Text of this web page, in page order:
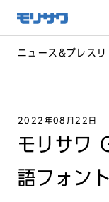
メ
ニュー
飛ばし
へ移動
ニュース&プレスリ
2022年08月22日
モリサワ
語フォン